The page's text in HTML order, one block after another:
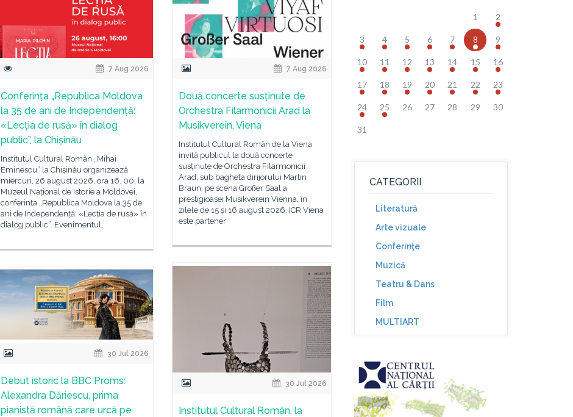
7 Aug 2026
Conferința „Republica Moldova
la 35 de ani de Independență:
«Lecția de rusă» în dialog
public”, la Chișinău
Institutul Cultural Român „Mihai
Eminescu” la Chișinău organizează
miercuri, 26 august 2026, ora 16. 00, la
Muzeul Național de Istorie a Moldovei,
conferința „Republica Moldova la 35 de
ani de Independență: «Lecția de rusă» în
dialog public”. Evenimentul,
7 Aug 2026
Două concerte susținute de
Orchestra Filarmonicii Arad la
Musikverein, Viena
Institutul Cultural Român de la Viena
invită publicul la două concerte
susținute de Orchestra Filarmonicii
Arad, sub bagheta dirijorului Martin
Braun, pe scena Großer Saal a
prestigioasei Musikverein Vienna, în
zilele de 15 și 16 august 2026. ICR Viena
este partener
30 Jul 2026
Institutul Cultural Român, la
30 Jul 2026
Debut istoric la BBC Proms:
Alexandra Dăriescu, prima
pianistă română care urcă pe
1 2
3 4 5 6 7 8 9
10 11 12 13 14 15 16
17 18 19 20 21 22 23
24 25 26 27 28 29 30
31
CATEGORII
Literatură
Arte vizuale
Conferinţe
Muzică
Teatru & Dans
Film
MULTIART